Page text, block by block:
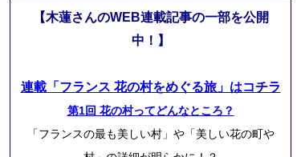
【木蓮さんのWEB連載記事の一部を公開
中！】
連載「フランス 花の村をめぐる旅」はコチラ
第1回 花の村ってどんなところ？
「フランスの最も美しい村」や「美しい花の町や